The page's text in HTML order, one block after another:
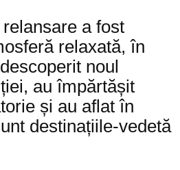
a fost
relaxată, în
noul
au împărtășit
și au aflat în
destinațiile-vedetă